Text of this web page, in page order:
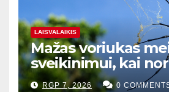
LAISVALAIKIS
Mažas voriukas
sveikinimui, kai
RGP 7, 2026 0